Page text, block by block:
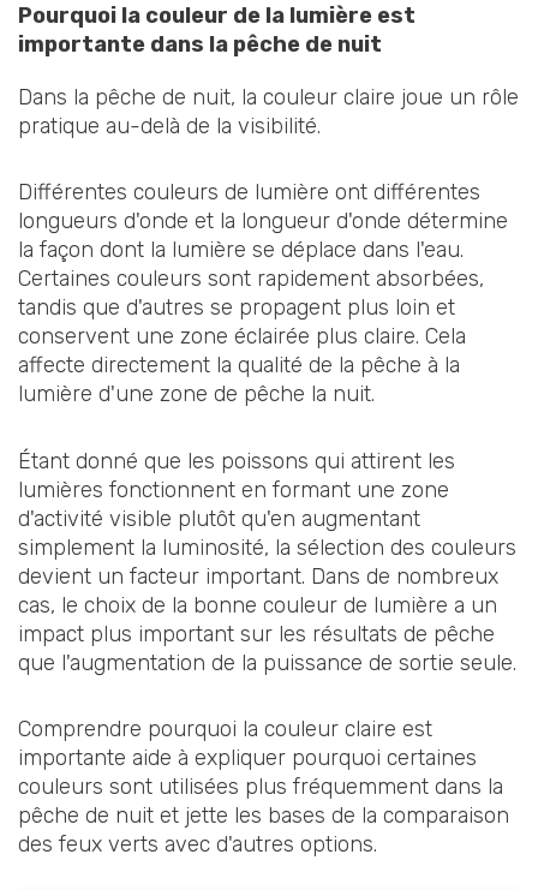
Pourquoi la couleur de la lumière est
importante dans la pêche de nuit
Dans la pêche de nuit, la couleur claire joue un rôle
pratique au-delà de la visibilité.
Différentes couleurs de lumière ont différentes
longueurs d'onde et la longueur d'onde détermine
la façon dont la lumière se déplace dans l'eau.
Certaines couleurs sont rapidement absorbées,
tandis que d'autres se propagent plus loin et
conservent une zone éclairée plus claire. Cela
affecte directement la qualité de la pêche à la
lumière d'une zone de pêche la nuit.
Étant donné que les poissons qui attirent les
lumières fonctionnent en formant une zone
d'activité visible plutôt qu'en augmentant
simplement la luminosité, la sélection des couleurs
devient un facteur important. Dans de nombreux
cas, le choix de la bonne couleur de lumière a un
impact plus important sur les résultats de pêche
que l'augmentation de la puissance de sortie seule.
Comprendre pourquoi la couleur claire est
importante aide à expliquer pourquoi certaines
couleurs sont utilisées plus fréquemment dans la
pêche de nuit et jette les bases de la comparaison
des feux verts avec d'autres options.